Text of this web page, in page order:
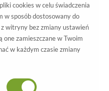
Czarny
cookies w celu świadczenia
w sposób dostosowany do
witryny bez zmiany ustawień
one zamieszczane w Twoim
w każdym czasie zmiany